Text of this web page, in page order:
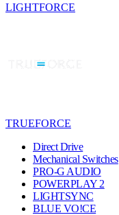
LIGHTFORCE
TRUEFORCE
Direct Drive
Mechanical Switches
PRO-G AUDIO
POWERPLAY 2
LIGHTSYNC
BLUE VO!CE